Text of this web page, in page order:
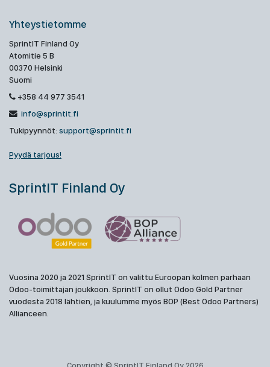
Yhteystietomme
SprintIT Finland Oy
Atomitie 5 B
00370 Helsinki
Suomi
+358 44 977 3541
info@sprintit.fi
Tukipyynnöt: support@sprintit.fi
Pyydä tarjous!
SprintIT Finland Oy
Vuosina 2020 ja 2021 SprintIT on valittu Euroopan kolmen parhaan
Odoo-toimittajan joukkoon. SprintIT on ollut Odoo Gold Partner
vuodesta 2018 lähtien, ja kuulumme myös BOP (Best Odoo Partners)
Allianceen.
Copyright © SprintIT Finland Oy 2026